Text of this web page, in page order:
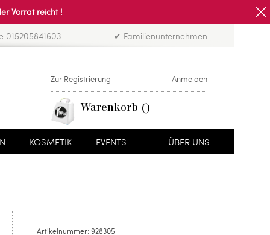
Vorrat reicht !
015205841603 ✔ Familienunternehmen
Zur Registrierung Anmelden
Warenkorb
KOSMETIK EVENTS ÜBER UNS
Artikelnummer: 928305